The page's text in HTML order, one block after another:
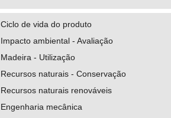
Ciclo de vida do produto
Impacto ambiental - Avaliação
Madeira - Utilização
Recursos naturais - Conservação
Recursos naturais renováveis
Engenharia mecânica